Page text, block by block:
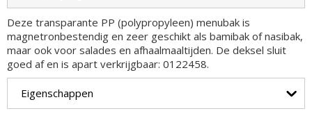
Deze transparante PP (polypropyleen) menubak is
magnetronbestendig en zeer geschikt als bamibak of nasibak,
maar ook voor salades en afhaalmaaltijden. De deksel sluit
goed af en is apart verkrijgbaar: 0122458.
Eigenschappen